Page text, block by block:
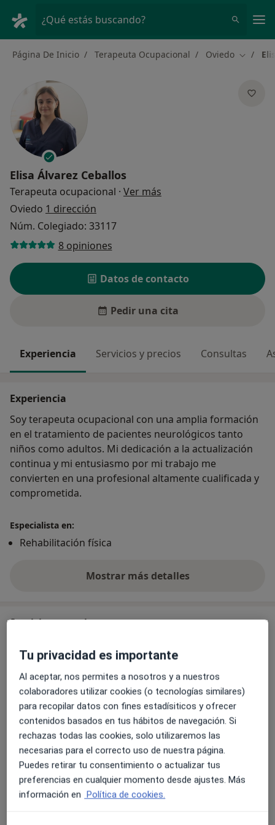
¿Qué estás buscando?
Página De Inicio Terapeuta Ocupacional Oviedo
Elisa Álvarez Ceballos
Terapeuta ocupacional · Ver más
Oviedo 1 dirección
Núm. Colegiado: 33117
8 opiniones
Datos de contacto
Pedir una cita
Experiencia Servicios y precios Consultas
Experiencia
Soy terapeuta ocupacional con una amplia formación
en el tratamiento de pacientes neurológicos tanto
niños como adultos. Mi dedicación a la actualización
continua y mi entusiasmo por mi trabajo me
convierten en una profesional altamente cualificada y
comprometida.
Especialista en:
Rehabilitación física
Mostrar más detalles
sobre la experiencia
Servicios y precios
Desde 0 € Detalles
Terapia Ocupacional Tratamiento
Desde 0 € Detalles
Tratamiento para Trastorno del Espectro del Autismo
(TEA)
Detalles
Tu privacidad es importante
Al aceptar, nos permites a nosotros y a nuestros
colaboradores utilizar cookies (o tecnologías similares)
para recopilar datos con fines estadísiticos y ofrecer
contenidos basados en tus hábitos de navegación. Si
rechazas todas las cookies, solo utilizaremos las
necesarias para el correcto uso de nuestra página.
Puedes retirar tu consentimiento o actualizar tus
preferencias en cualquier momento desde ajustes. Más
información en Política de cookies.